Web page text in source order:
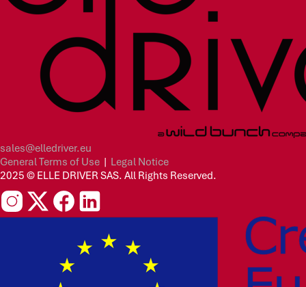
sales@elledriver.eu
General Terms of Use | Legal Notice
2025 © ELLE DRIVER SAS. All Rights Reserved.